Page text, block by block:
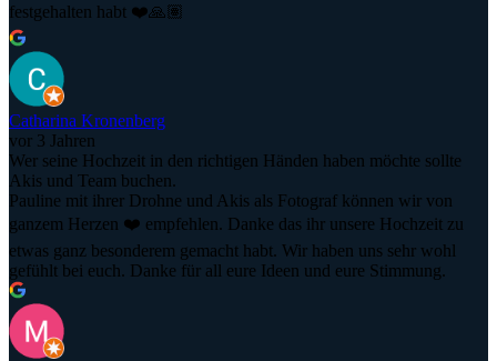
festgehalten habt ❤️🙏🏽
Catharina Kronenberg
vor 3 Jahren
Wer seine Hochzeit in den richtigen Händen haben möchte sollte
Akis und Team buchen.
Pauline mit ihrer Drohne und Akis als Fotograf können wir von
ganzem Herzen ❤️ empfehlen. Danke das ihr unsere Hochzeit zu
etwas ganz besonderem gemacht habt. Wir haben uns sehr wohl
gefühlt bei euch. Danke für all eure Ideen und eure Stimmung.